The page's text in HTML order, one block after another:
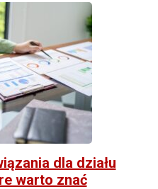
dla działu
warto znać